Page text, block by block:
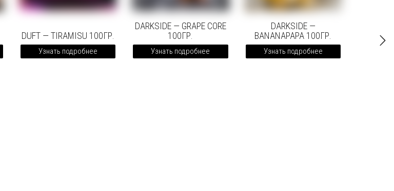
DUFT — TIRAMISU 100ГР.
Узнать подробнее
DARKSIDE — GRAPE CORE
100ГР.
Узнать подробнее
DARKSIDE —
BANANAPAPA 100ГР.
Узнать подробнее